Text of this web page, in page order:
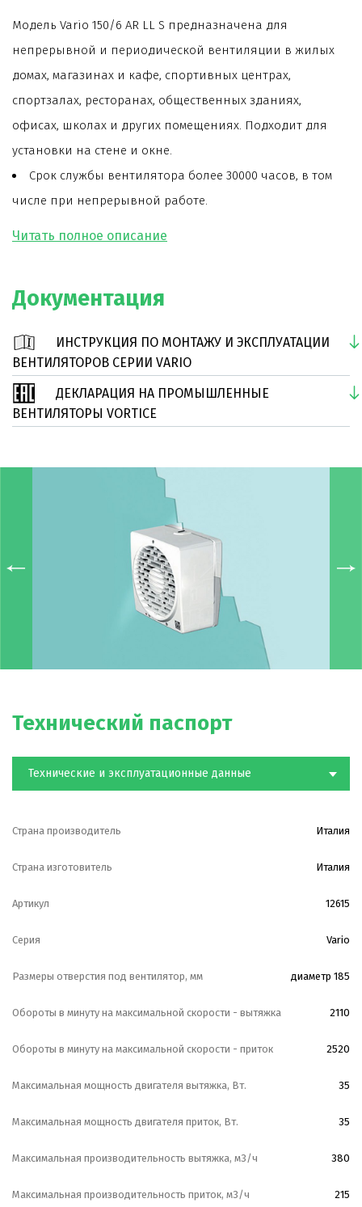
Модель Vario 150/6 AR LL S предназначена для
непрерывной и периодической вентиляции в жилых
домах, магазинах и кафе, спортивных центрах,
спортзалах, ресторанах, общественных зданиях,
офисах, школах и других помещениях. Подходит для
установки на стене и окне.
Срок службы вентилятора более 30000 часов, в том
числе при непрерывной работе.
Модель имеет накладное исполнение.
индикация режима работы.
Быстрый и простой монтаж.
Очень тихая работа двигателя вентиляторa.
Класс защиты вентилятора – IPX4.
Документация
ИНСТРУКЦИЯ ПО МОНТАЖУ И ЭКСПЛУАТАЦИИ
ВЕНТИЛЯТОРОВ СЕРИИ VARIO
ДЕКЛАРАЦИЯ НА ПРОМЫШЛЕННЫЕ
ВЕНТИЛЯТОРЫ VORTICE
Технический паспорт
Технические и эксплуатационные данные
Страна производитель Италия
Страна изготовитель Италия
Артикул 12615
Серия Vario
Размеры отверстия под вентилятор, мм диаметр 185
Обороты в минуту на максимальной скорости - вытяжка 2110
Обороты в минуту на максимальной скорости - приток 2520
Максимальная мощность двигателя вытяжка, Вт. 35
Максимальная мощность двигателя приток, Вт. 35
Максимальная производительность вытяжка, м3/ч 380
Максимальная производительность приток, м3/ч 215